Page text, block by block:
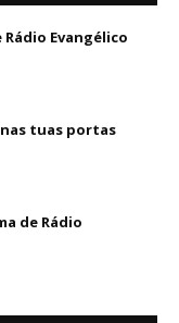
Evangélico
nas tuas portas
de Rádio